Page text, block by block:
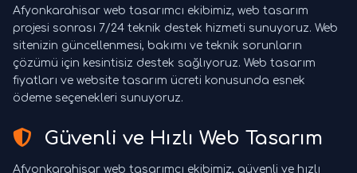
Afyonkarahisar web tasarımcı ekibimiz, web tasarım
projesi sonrası 7/24 teknik destek hizmeti sunuyoruz. Web
sitenizin güncellenmesi, bakımı ve teknik sorunların
çözümü için kesintisiz destek sağlıyoruz. Web tasarım
fiyatları ve website tasarım ücreti konusunda esnek
ödeme seçenekleri sunuyoruz.
Güvenli ve Hızlı Web Tasarım
Afyonkarahisar web tasarımcı ekibimiz, güvenli ve hızlı